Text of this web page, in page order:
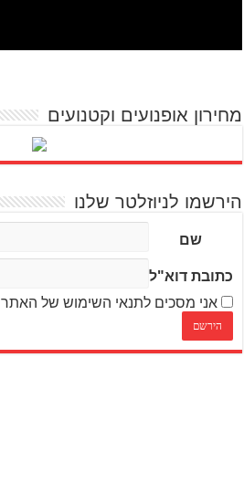
מחירון אופנועים וקטנועים
הירשמו לניוזלטר שלנו
שם
כתובת דוא"ל
אני מסכים לתנאי השימוש של האתר